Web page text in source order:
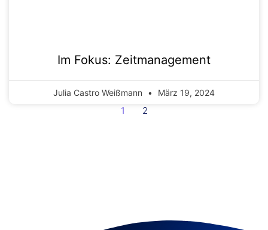
Im Fokus: Zeitmanagement
Julia Castro Weißmann März 19, 2024
1 2